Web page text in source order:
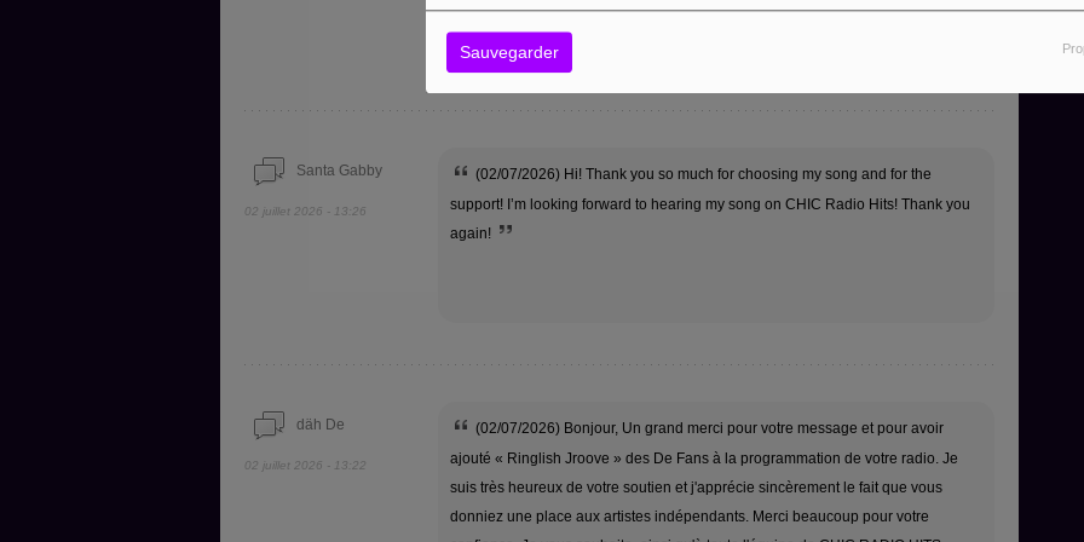
Sauvegarder
summer ! Regards
Santa Gabby
02 juillet 2026 - 13:26
(02/07/2026) Hi! Thank you so much for choosing my song and for the
support! I’m looking forward to hearing my song on CHIC Radio Hits! Thank you
again!
däh De
02 juillet 2026 - 13:22
(02/07/2026) Bonjour, Un grand merci pour votre message et pour avoir
ajouté « Ringlish Jroove » des De Fans à la programmation de votre radio. Je
suis très heureux de votre soutien et j'apprécie sincèrement le fait que vous
donniez une place aux artistes indépendants. Merci beaucoup pour votre